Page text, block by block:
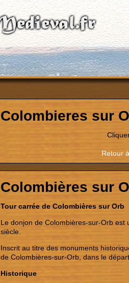
Colombieres sur
Retour
Colombières sur
Tour carrée de Colombières sur Orb
Le donjon de Colombières-sur-Orb est
siècle.
Inscrit au titre des monuments
de Colombières-sur-Orb, dans le
Historique